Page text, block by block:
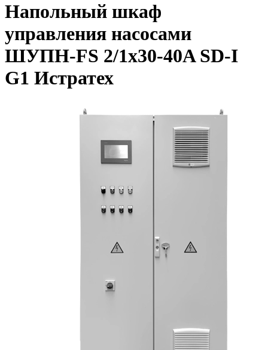
Напольный шкаф
управления насосами
ШУПН-FS 2/1x30-40A SD-I
G1 Истратех